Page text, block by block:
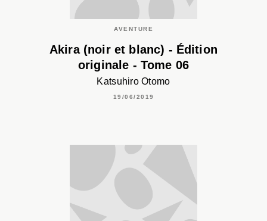
AVENTURE
Akira (noir et blanc) - Édition
originale - Tome 06
Katsuhiro Otomo
19/06/2019